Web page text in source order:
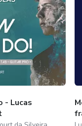
- Lucas